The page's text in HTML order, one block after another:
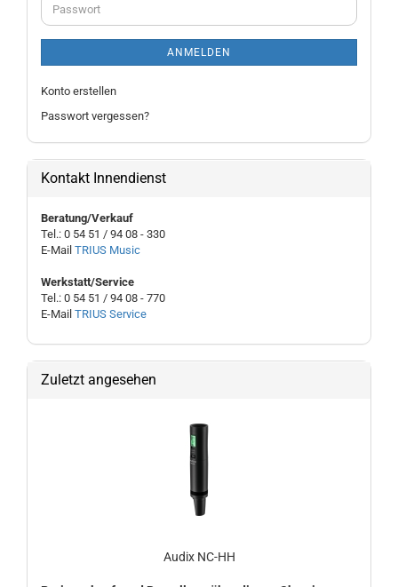
Passwort
ANMELDEN
Konto erstellen
Passwort vergessen?
Kontakt Innendienst
Beratung/Verkauf
Tel.: 0 54 51 / 94 08 - 330
E-Mail TRIUS Music
Werkstatt/Service
Tel.: 0 54 51 / 94 08 - 770
E-Mail TRIUS Service
Zuletzt angesehen
Audix NC-HH